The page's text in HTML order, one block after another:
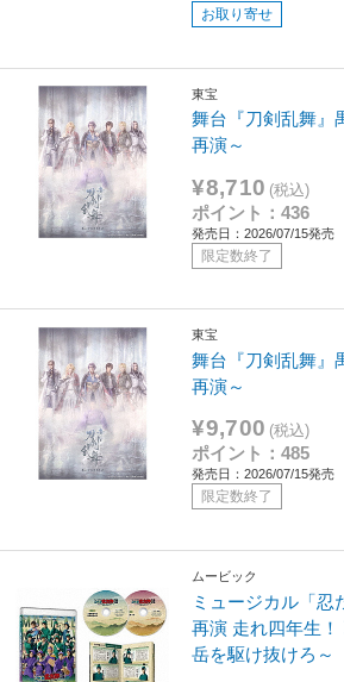
お取り寄せ
東宝
舞台『刀剣乱舞』
再演～
¥8,710 (税込)
ポイント：436
発売日：2026/07/15発売
限定数終了
東宝
舞台『刀剣乱舞』
再演～
¥9,700 (税込)
ポイント：485
発売日：2026/07/15発売
限定数終了
ムービック
ミュージカル「忍
再演 走れ四年生
岳を駆け抜けろ～